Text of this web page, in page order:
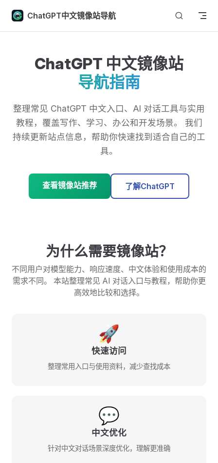
Skip to content
ChatGPT中文镜像站导航
ChatGPT 中文镜像站
导航指南
整理常见 ChatGPT 中文入口、AI 对话工具与实用
教程，覆盖写作、学习、办公和开发场景。 我们
持续更新站点信息，帮助你快速找到适合自己的工
具。
查看镜像站推荐 了解ChatGPT
为什么需要镜像站？
不同用户对模型能力、响应速度、中文体验和使用成本的
需求不同。 本站整理常见 AI 对话入口与教程，帮助你更
高效地比较和选择。
🚀
快速访问
整理常用入口与使用资料，减少查找成本
💬
中文优化
针对中文对话场景深度优化，理解更准确